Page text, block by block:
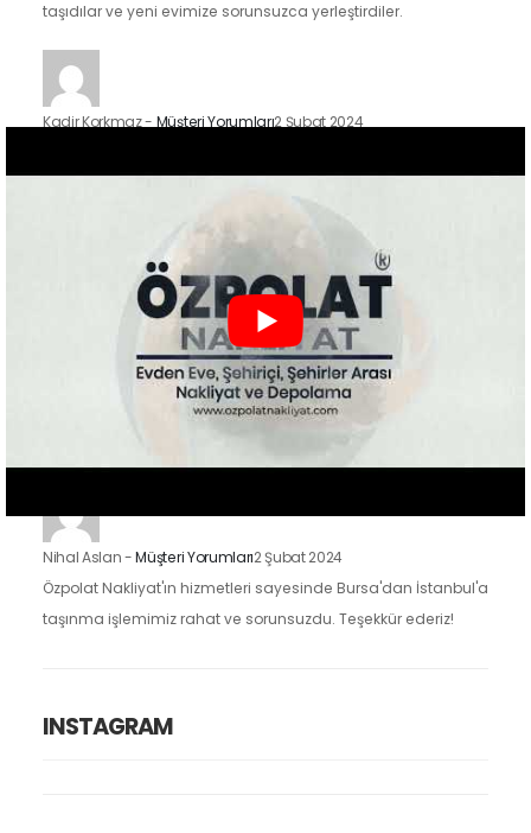
taşıdılar ve yeni evimize sorunsuzca yerleştirdiler.
Kadir Korkmaz- Müşteri Yorumları2 Şubat 2024
-Müşteri Yorumları2 Şubat 2024
Özpolat Nakliyat ile çalışmak, Gaziantep'ten Ankara'ya
taşınma işlemimizi oldukça kolaylaştırdı. Eşyalarımızı dikkatle
Nihal Aslan-Müşteri Yorumları2 Şubat 2024
Özpolat Nakliyat'ın hizmetleri sayesinde Bursa'dan İstanbul'a
taşınma işlemimiz rahat ve sorunsuzdu. Teşekkür ederiz!
INSTAGRAM